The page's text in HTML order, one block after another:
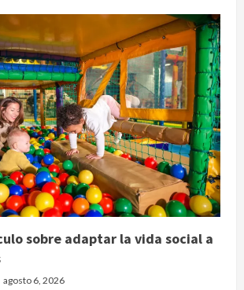
sobre adaptar la vida social a
agosto 6, 2026